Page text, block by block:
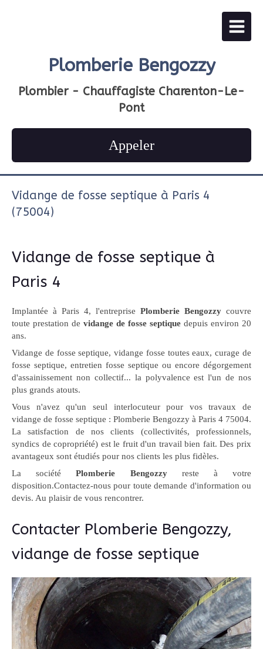
Plomberie Bengozzy
Plombier - Chauffagiste Charenton-Le-
Pont
Appeler
Vidange de fosse septique à Paris 4
(75004)
Vidange de fosse septique à
Paris 4
Implantée à Paris 4, l'entreprise Plomberie Bengozzy couvre
toute prestation de vidange de fosse septique depuis environ 20
ans.
Vidange de fosse septique, vidange fosse toutes eaux, curage de
fosse septique, entretien fosse septique ou encore dégorgement
d'assainissement non collectif... la polyvalence est l'un de nos
plus grands atouts.
Vous n'avez qu'un seul interlocuteur pour vos travaux de
vidange de fosse septique : Plomberie Bengozzy à Paris 4 75004.
La satisfaction de nos clients (collectivités, professionnels,
syndics de copropriété) est le fruit d'un travail bien fait. Des prix
avantageux sont étudiés pour nos clients les plus fidèles.
La sociétéPlomberie Bengozzyreste à votre
disposition.Contactez-nous pour toute demande d'information ou
devis. Au plaisir de vous rencontrer.
Contacter Plomberie Bengozzy,
vidange de fosse septique